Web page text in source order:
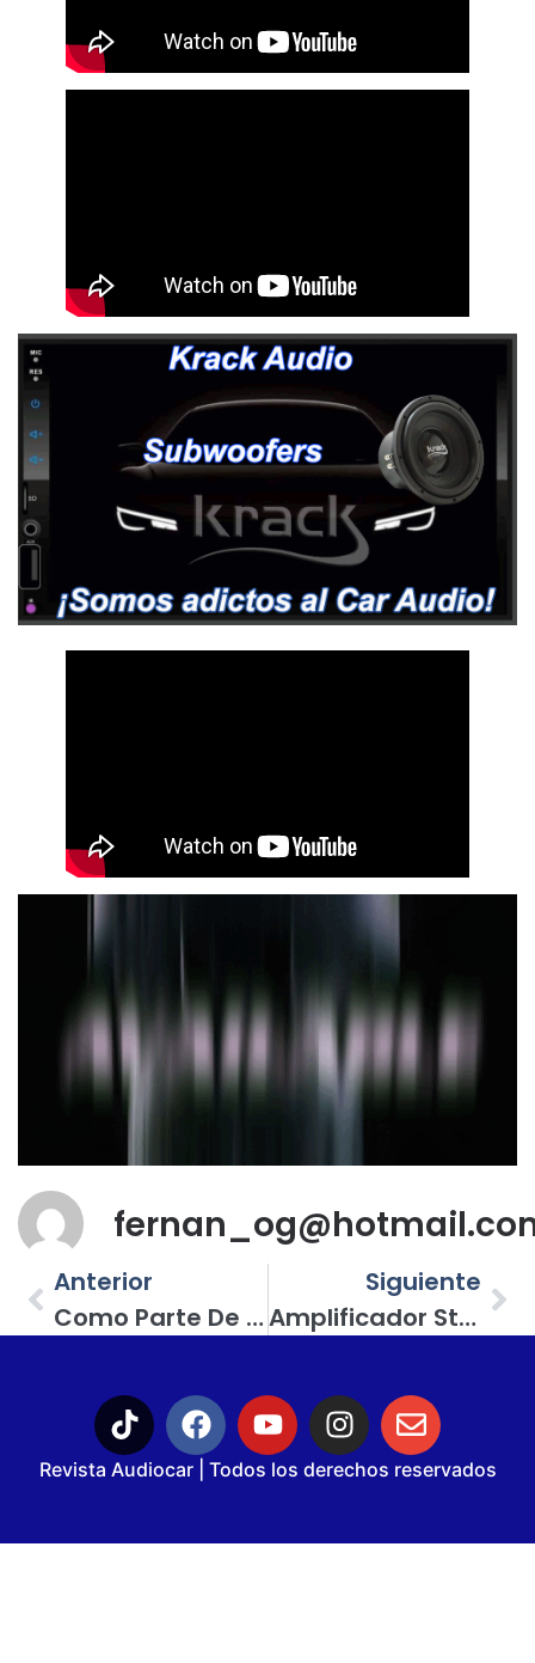
Anterior
Como Parte De La Multimedia, Las Pantallas No Pueden Faltar En Un Sistema De Car Audio De Exhibición
Siguiente
Amplificador Stetsom, Un Brasileño Potente Y Confiable
Revista Audiocar | Todos los derechos reservados